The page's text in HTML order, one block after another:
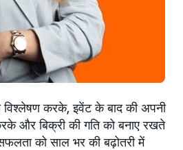
विश्लेषण करके, इवेंट के बाद की अपनी
और बिक्री की गति को बनाए रखते
को साल भर की बढ़ोतरी में